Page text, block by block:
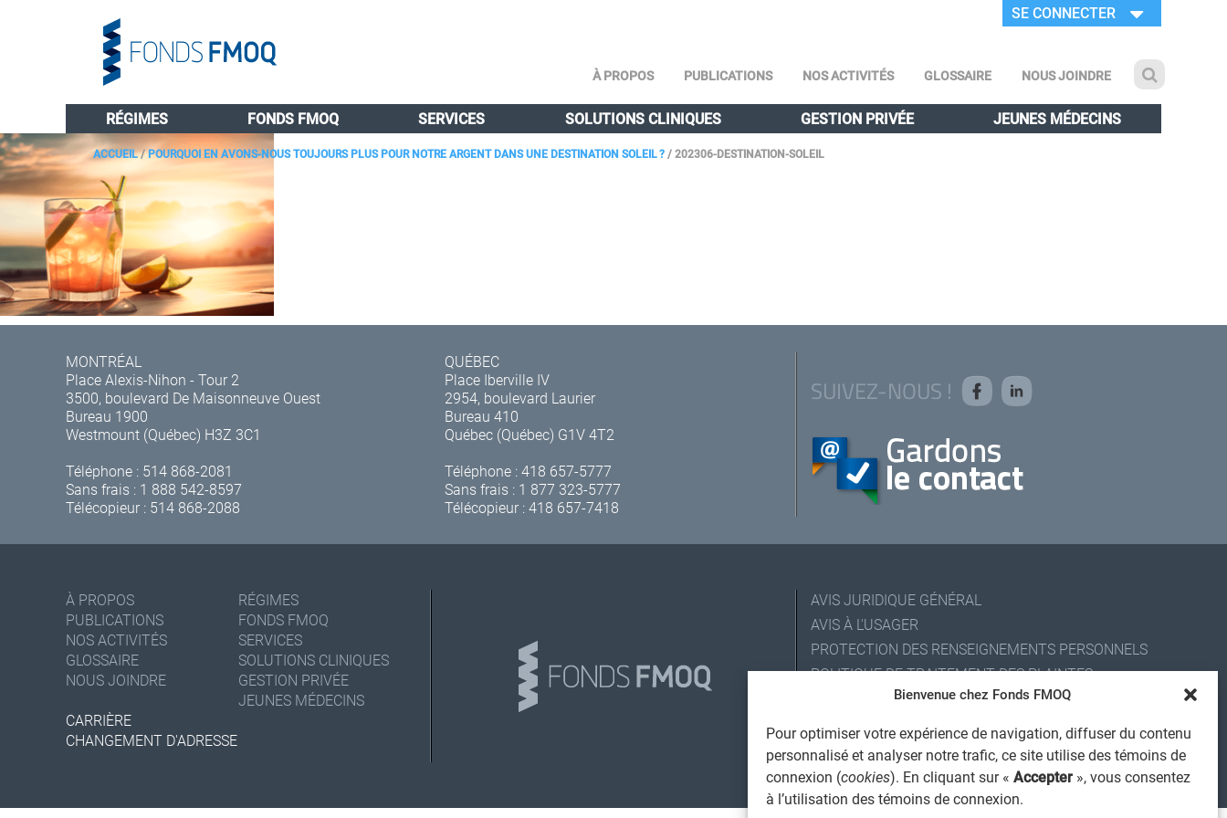
Bienvenue chez Fonds FMOQ
Pour optimiser votre expérience de navigation, diffuser du contenu
personnalisé et analyser notre trafic, ce site utilise des témoins de
connexion (cookies). En cliquant sur « Accepter », vous consentez
à l’utilisation des témoins de connexion.
SE CONNECTER
À PROPOS PUBLICATIONS NOS ACTIVITÉS GLOSSAIRE NOUS JOINDRE
RÉGIMES FONDS FMOQ SERVICES SOLUTIONS CLINIQUES GESTION PRIVÉE JEUNES MÉDECINS
ACCUEIL/POURQUOI EN AVONS-NOUS TOUJOURS PLUS POUR NOTRE ARGENT DANS UNE DESTINATION SOLEIL ?/202306-DESTINATION-SOLEIL
MONTRÉAL
Place Alexis-Nihon - Tour 2
3500, boulevard De Maisonneuve Ouest
Bureau 1900
Westmount (Québec) H3Z 3C1
Téléphone : 514 868-2081
Sans frais : 1 888 542-8597
Télécopieur : 514 868-2088
QUÉBEC
Place Iberville IV
2954, boulevard Laurier
Bureau 410
Québec (Québec) G1V 4T2
Téléphone :418 657-5777
Sans frais : 1 877 323-5777
Télécopieur : 418 657-7418
SUIVEZ-NOUS !
À PROPOS
PUBLICATIONS
NOS ACTIVITÉS
GLOSSAIRE
NOUS JOINDRE
RÉGIMES
FONDS FMOQ
SERVICES
SOLUTIONS CLINIQUES
GESTION PRIVÉE
JEUNES MÉDECINS
CARRIÈRE
CHANGEMENT D'ADRESSE
AVIS JURIDIQUE GÉNÉRAL
AVIS À L'USAGER
PROTECTION DES RENSEIGNEMENTS PERSONNELS
POLITIQUE DE TRAITEMENT DES PLAINTES
REGISTRE DES CONFLITS D'INTÉRÊTS
ALERTE INTERNET
© 2026 Société de services financiers Fonds FMOQ inc.
Tous droits réservés.